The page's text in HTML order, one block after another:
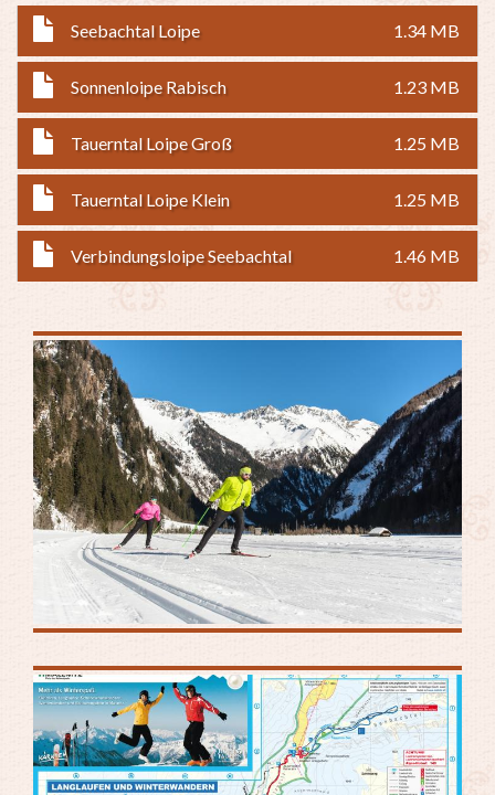
Seebachtal Loipe 1.34 MB
Sonnenloipe Rabisch 1.23 MB
Tauerntal Loipe Groß 1.25 MB
Tauerntal Loipe Klein 1.25 MB
Verbindungsloipe Seebachtal 1.46 MB